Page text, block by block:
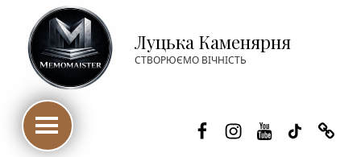
Луцька Каменярня
СТВОРЮЄМО ВІЧНІСТЬ